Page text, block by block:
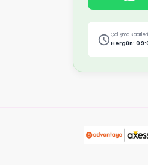
Çalışma
Hergün: